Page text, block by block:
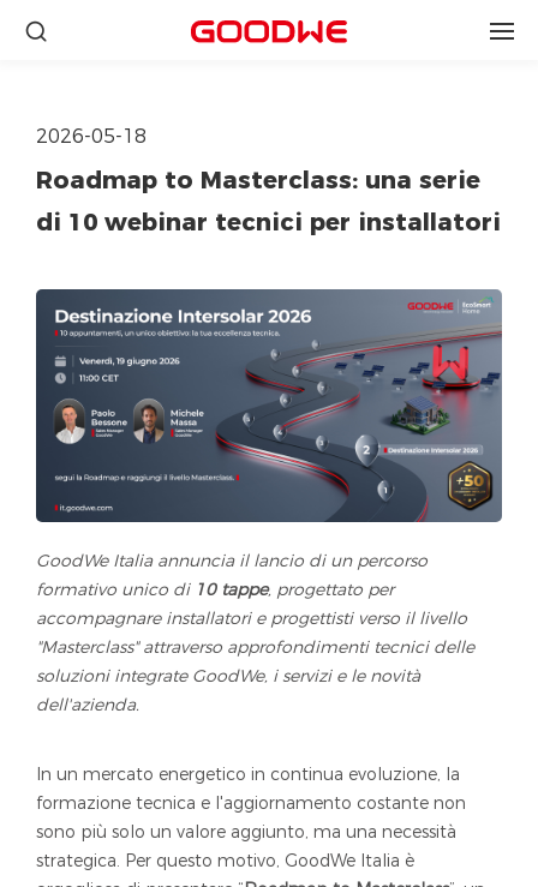
2026-05-18
Roadmap to Masterclass: una serie
di 10 webinar tecnici per installatori
GoodWe Italia annuncia il lancio di un percorso
formativo unico di 10 tappe, progettato per
accompagnare installatori e progettisti verso il livello
"Masterclass" attraverso approfondimenti tecnici delle
soluzioni integrate GoodWe, i servizi e le novità
dell'azienda.
In un mercato energetico in continua evoluzione, la
formazione tecnica e l'aggiornamento costante non
sono più solo un valore aggiunto, ma una necessità
strategica. Per questo motivo, GoodWe Italia è